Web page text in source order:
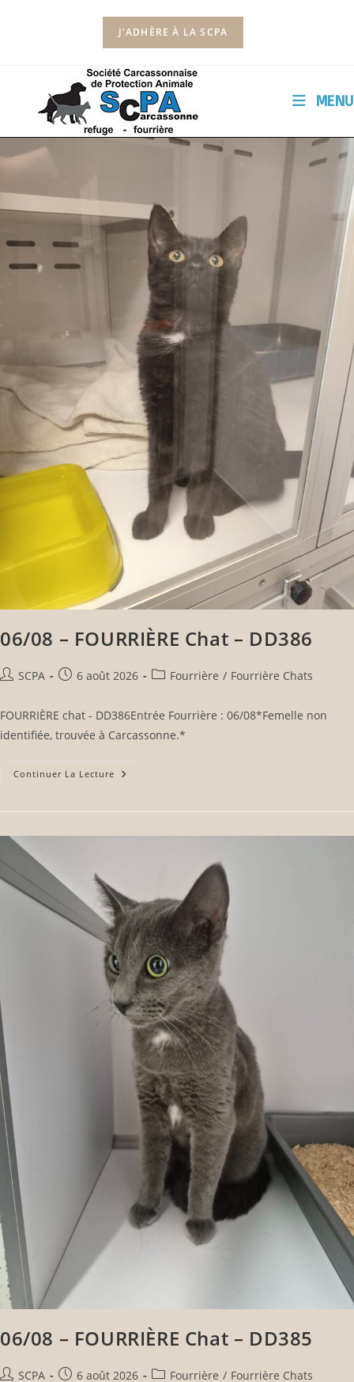
J'ADHÈRE À LA SCPA
MENU
06/08 – FOURRIÈRE Chat – DD386
SCPA 6 août 2026 Fourrière / Fourrière Chats
FOURRIÈRE chat - DD386Entrée Fourrière : 06/08*Femelle non
identifiée, trouvée à Carcassonne.*
Continuer La Lecture
06/08 – FOURRIÈRE Chat – DD385
SCPA 6 août 2026 Fourrière / Fourrière Chats